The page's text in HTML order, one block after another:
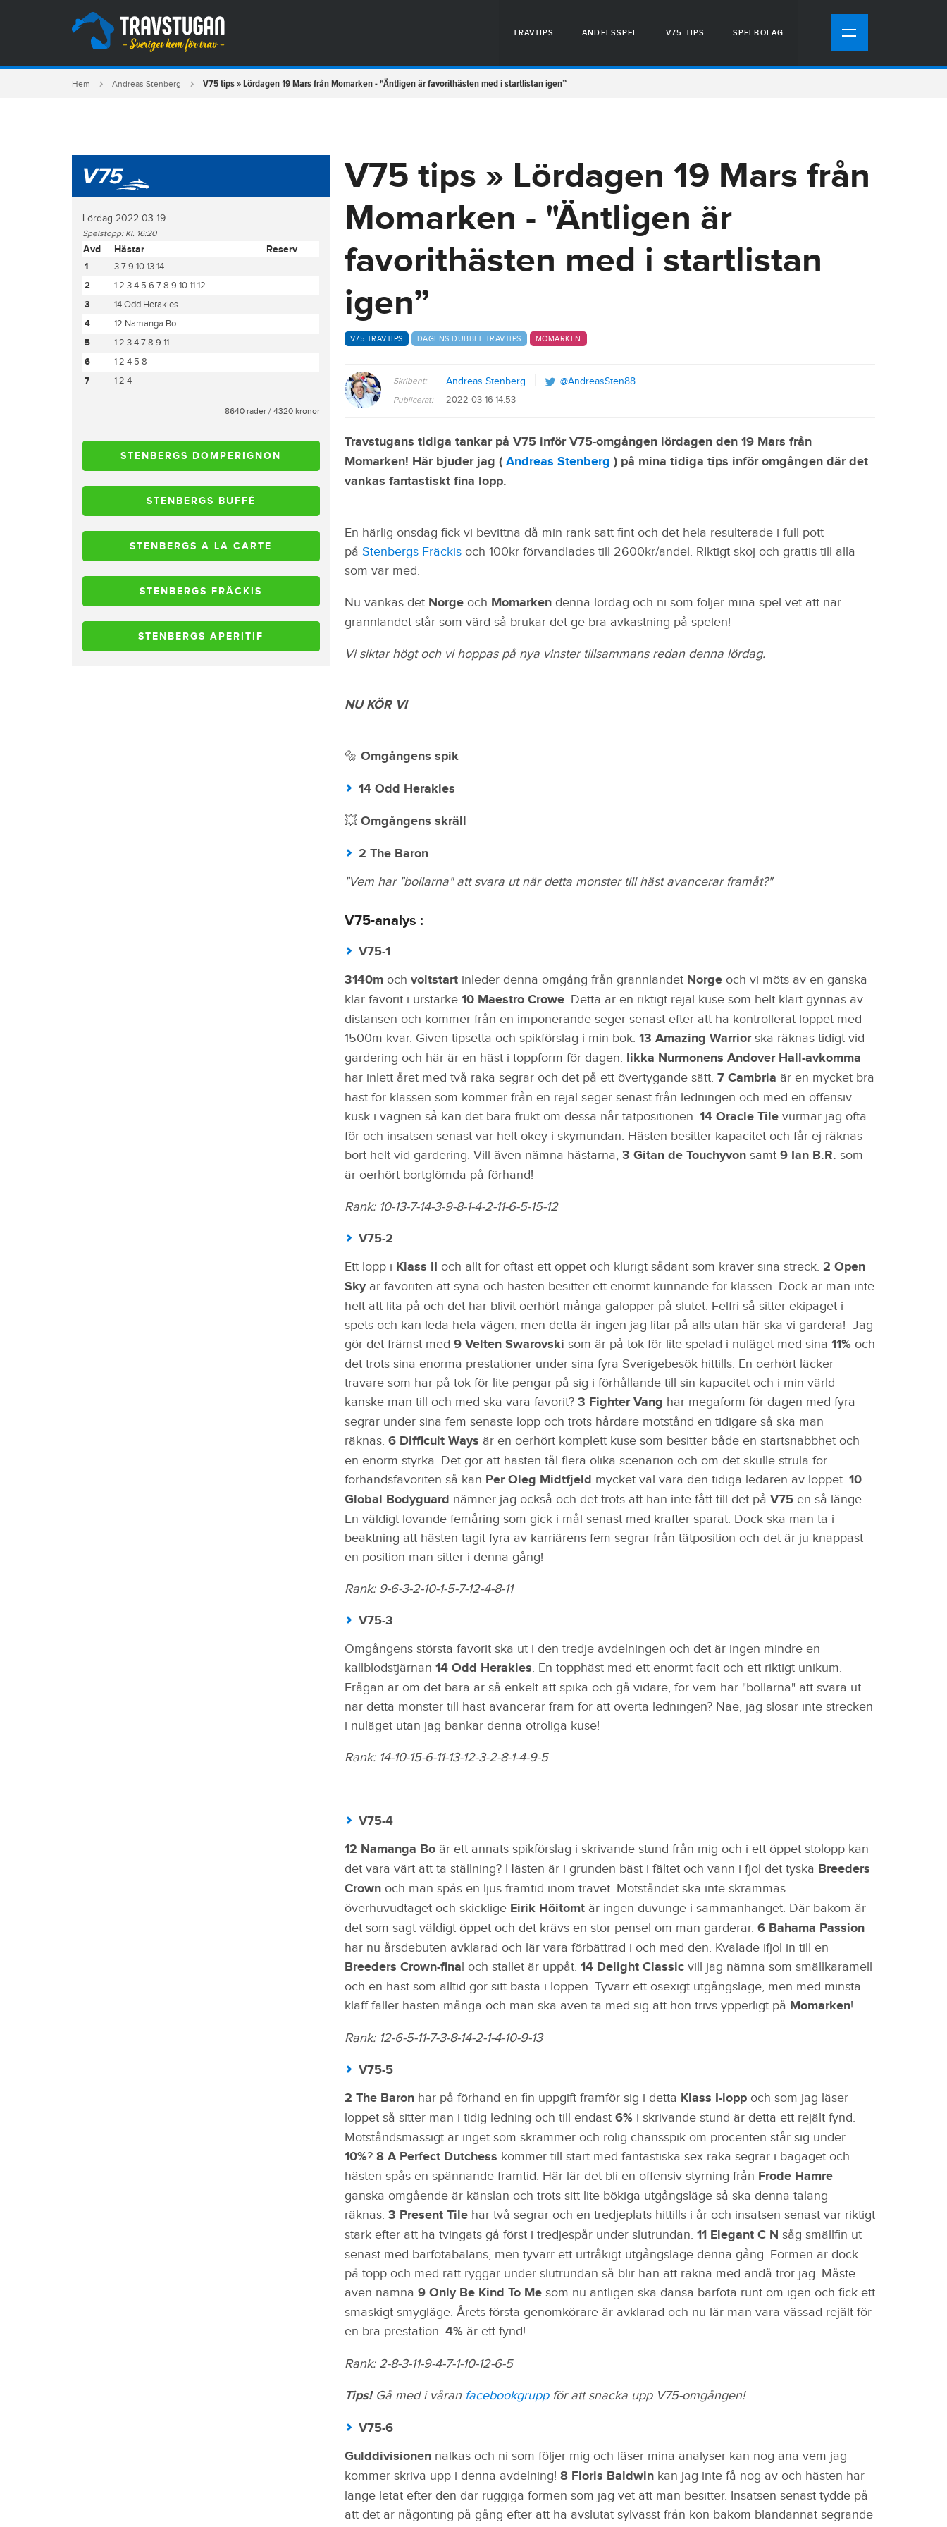
TRAVTIPS ANDELSSPEL V75 TIPS SPELBOLAG
Hem Andreas Stenberg V75 tips » Lördagen 19 Mars från Momarken - "Äntligen är favorithästen med i startlistan igen”
V75
Lördag 2022-03-19
Spelstopp: Kl. 16:20
Avd Hästar Reserv
1
3 7 9 10 13 14
2
1 2 3 4 5 6 7 8 9 10 11 12
3
14 Odd Herakles
4
12 Namanga Bo
5
1 2 3 4 7 8 9 11
6
1 2 4 5 8
7
1 2 4
8640 rader / 4320 kronor
STENBERGS DOMPERIGNON
STENBERGS BUFFÉ
STENBERGS A LA CARTE
STENBERGS FRÄCKIS
STENBERGS APERITIF
V75 tips » Lördagen 19 Mars från
Momarken - "Äntligen är
favorithästen med i startlistan
igen”
V75 TRAVTIPS DAGENS DUBBEL TRAVTIPS MOMARKEN
Skribent: Andreas Stenberg @AndreasSten88
Publicerat: 2022-03-16 14:53
Travstugans tidiga tankar på V75 inför V75-omgången lördagen den 19 Mars från
Momarken! Här bjuder jag ( Andreas Stenberg ) på mina tidiga tips inför omgången där det
vankas fantastiskt fina lopp.
En härlig onsdag fick vi bevittna då min rank satt fint och det hela resulterade i full pott
på Stenbergs Fräckisoch 100kr förvandlades till 2600kr/andel. RIktigt skoj och grattis till alla
som var med.
Nu vankas det Norgeoch Momarken denna lördag och ni som följer mina spel vet att när
grannlandet står som värd så brukar det ge bra avkastning på spelen!
Vi siktar högt och vi hoppas på nya vinster tillsammans redan denna lördag.
NU KÖR VI
🔩 Omgångens spik
14 Odd Herakles
💥 Omgångens skräll
2 The Baron
"Vem har "bollarna" att svara ut när detta monster till häst avancerar framåt?"
V75-analys :
V75-1
3140moch voltstart inleder denna omgång från grannlandet Norge och vi möts av en ganska
klar favorit i urstarke 10 Maestro Crowe. Detta är en riktigt rejäl kuse som helt klart gynnas av
distansen och kommer från en imponerande seger senast efter att ha kontrollerat loppet med
1500m kvar. Given tipsetta och spikförslag i min bok. 13 Amazing Warriorska räknas tidigt vid
gardering och här är en häst i toppform för dagen. Iikka Nurmonens Andover Hall-avkomma
har inlett året med två raka segrar och det på ett övertygande sätt. 7 Cambria är en mycket bra
häst för klassen som kommer från en rejäl seger senast från ledningen och med en offensiv
kusk i vagnen så kan det bära frukt om dessa når tätpositionen. 14 Oracle Tilevurmar jag ofta
för och insatsen senast var helt okey i skymundan. Hästen besitter kapacitet och får ej räknas
bort helt vid gardering. Vill även nämna hästarna, 3 Gitan de Touchyvon samt 9 Ian B.R. som
är oerhört bortglömda på förhand!
Rank: 10-13-7-14-3-9-8-1-4-2-11-6-5-15-12
V75-2
Ett lopp i Klass II och allt för oftast ett öppet och klurigt sådant som kräver sina streck. 2 Open
Skyär favoriten att syna och hästen besitter ett enormt kunnande för klassen. Dock är man inte
helt att lita på och det har blivit oerhört många galopper på slutet. Felfri så sitter ekipaget i
spets och kan leda hela vägen, men detta är ingen jag litar på alls utan här ska vi gardera! Jag
gör det främst med 9 Velten Swarovski som är på tok för lite spelad i nuläget med sina 11% och
det trots sina enorma prestationer under sina fyra Sverigebesök hittills. En oerhört läcker
travare som har på tok för lite pengar på sig i förhållande till sin kapacitet och i min värld
kanske man till och med ska vara favorit? 3 Fighter Vang har megaform för dagen med fyra
segrar under sina fem senaste lopp och trots hårdare motstånd en tidigare så ska man
räknas. 6 Difficult Ways är en oerhört komplett kuse som besitter både en startsnabbhet och
en enorm styrka. Det gör att hästen tål flera olika scenarion och om det skulle strula för
förhandsfavoriten så kan Per Oleg Midtfjeld mycket väl vara den tidiga ledaren av loppet. 10
Global Bodyguard nämner jag också och det trots att han inte fått till det på V75 en så länge.
En väldigt lovande femåring som gick i mål senast med krafter sparat. Dock ska man ta i
beaktning att hästen tagit fyra av karriärens fem segrar från tätposition och det är ju knappast
en position man sitter i denna gång!
Rank: 9-6-3-2-10-1-5-7-12-4-8-11
V75-3
Omgångens största favorit ska ut i den tredje avdelningen och det är ingen mindre en
kallblodstjärnan 14 Odd Herakles. En topphäst med ett enormt facit och ett riktigt unikum.
Frågan är om det bara är så enkelt att spika och gå vidare, för vem har "bollarna" att svara ut
när detta monster till häst avancerar fram för att överta ledningen? Nae, jag slösar inte strecken
i nuläget utan jag bankar denna otroliga kuse!
Rank: 14-10-15-6-11-13-12-3-2-8-1-4-9-5
V75-4
12 Namanga Boär ett annats spikförslag i skrivande stund från mig och i ett öppet stolopp kan
det vara värt att ta ställning? Hästen är i grunden bäst i fältet och vann i fjol det tyska Breeders
Crownoch man spås en ljus framtid inom travet. Motståndet ska inte skrämmas
överhuvudtaget och skicklige Eirik Höitomtär ingen duvunge i sammanhanget. Där bakom är
det som sagt väldigt öppet och det krävs en stor pensel om man garderar. 6 Bahama Passion
har nu årsdebuten avklarad och lär vara förbättrad i och med den. Kvalade ifjol in till en
Breeders Crown-final och stallet är uppåt. 14 Delight Classicvill jag nämna som smällkaramell
och en häst som alltid gör sitt bästa i loppen. Tyvärr ett osexigt utgångsläge, men med minsta
klaff fäller hästen många och man ska även ta med sig att hon trivs ypperligt på Momarken!
Rank: 12-6-5-11-7-3-8-14-2-1-4-10-9-13
V75-5
2 The Baronhar på förhand en fin uppgift framför sig i detta Klass I-lopp och som jag läser
loppet så sitter man i tidig ledning och till endast 6% i skrivande stund är detta ett rejält fynd.
Motståndsmässigt är inget som skrämmer och rolig chansspik om procenten står sig under
10%? 8 A Perfect Dutchess kommer till start med fantastiska sex raka segrar i bagaget och
hästen spås en spännande framtid. Här lär det bli en offensiv styrning från Frode Hamre
ganska omgående är känslan och trots sitt lite bökiga utgångsläge så ska denna talang
räknas. 3 Present Tilehar två segrar och en tredjeplats hittills i år och insatsen senast var riktigt
stark efter att ha tvingats gå först i tredjespår under slutrundan. 11 Elegant C N såg smällfin ut
senast med barfotabalans, men tyvärr ett urtråkigt utgångsläge denna gång. Formen är dock
på topp och med rätt ryggar under slutrundan så blir han att räkna med ändå tror jag. Måste
även nämna 9 Only Be Kind To Mesom nu äntligen ska dansa barfota runt om igen och fick ett
smaskigt smygläge. Årets första genomkörare är avklarad och nu lär man vara vässad rejält för
en bra prestation. 4% är ett fynd!
Rank: 2-8-3-11-9-4-7-1-10-12-6-5
Tips! Gå med i våran facebookgruppför att snacka upp V75-omgången!
V75-6
Gulddivisionen nalkas och ni som följer mig och läser mina analyser kan nog ana vem jag
kommer skriva upp i denna avdelning! 8 Floris Baldwinkan jag inte få nog av och hästen har
länge letat efter den där ruggiga formen som jag vet att man besitter. Insatsen senast tydde på
att det är någonting på gång efter att ha avslutat sylvasst från kön bakom blandannat segrande